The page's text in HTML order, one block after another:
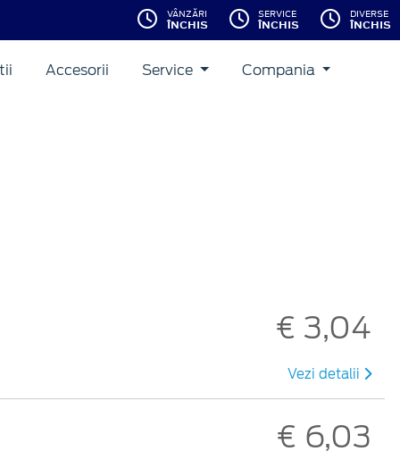
VÂNZĂRI
ÎNCHIS
SERVICE
ÎNCHIS
DIVERSE
ÎNCHIS
Accesorii Service Compania
€ 3,04
Vezi detalii
€ 6,03